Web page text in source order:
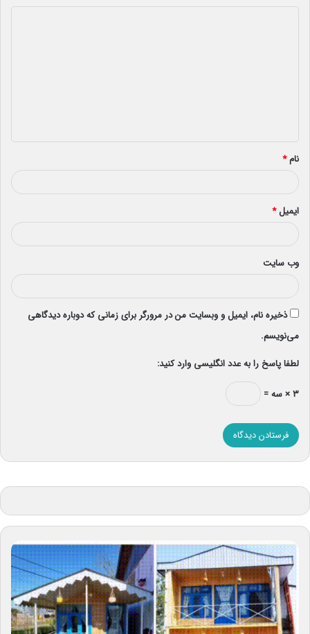
*
نام*
ایمیل*
وب‌ سایت
ذخیره نام، ایمیل و وبسایت من در مرورگر برای زمانی که دوباره دیدگاهی
می‌نویسم.
لطفا پاسخ را به عدد انگلیسی وارد کنید:
۳ × سه =